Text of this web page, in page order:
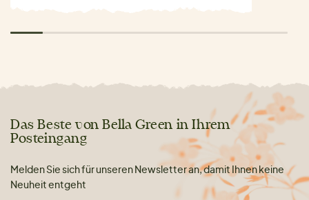
Das Beste von Bella Green in Ihrem
Posteingang
Melden Sie sich für unseren Newsletter an, damit Ihnen keine
Neuheit entgeht